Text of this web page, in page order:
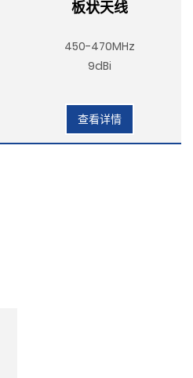
板状天线
450-470MHz
9dBi
查看详情